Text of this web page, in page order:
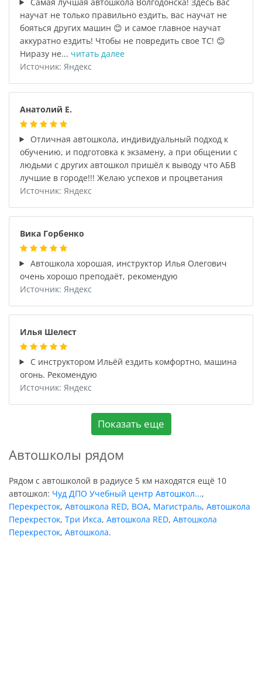
научат не только правильно ездить, вас научат не
бояться других машин 😊 и самое главное научат
аккуратно ездить! Чтобы не повредить свое ТС! 😊
Ниразу не... читать далее
Источник: Яндекс
Анатолий Е.
Отличная автошкола, индивидуальный подход к
обучению, и подготовка к экзамену, а при общении с
людьми с других автошкол пришёл к выводу что АБВ
лучшие в городе!!! Желаю успехов и процветания
Источник: Яндекс
Вика Горбенко
Автошкола хорошая, инструктор Илья Олегович
очень хорошо преподаёт, рекомендую
Источник: Яндекс
Илья Шелест
С инструктором Ильёй ездить комфортно, машина
огонь. Рекомендую
Источник: Яндекс
Показать еще
Автошколы рядом
Рядом с автошколой в радиусе 5 км находятся ещё 10
автошкол: Чуд ДПО Учебный центр Автошкол...,
Перекресток, Автошкола RED, ВОА, Магистраль, Автошкола
Перекресток, Три Икса, Автошкола RED, Автошкола
Перекресток, Автошкола.